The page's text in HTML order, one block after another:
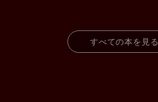
すべての本を見る